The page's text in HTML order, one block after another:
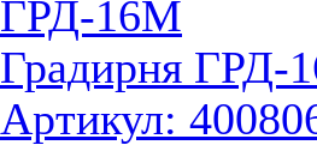
Градирня ГРД-
Артикул: